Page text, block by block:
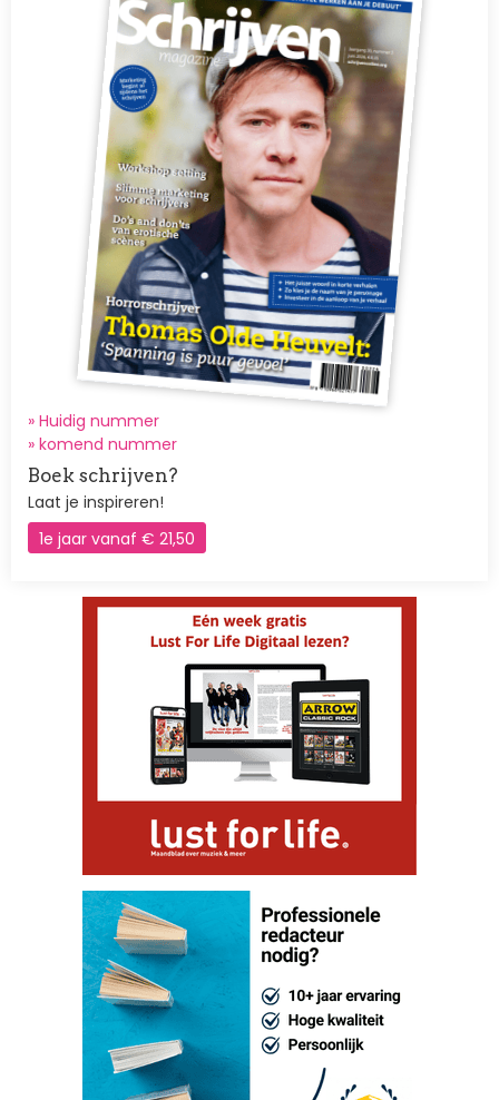
» Huidig nummer
» komend nummer
Boek schrijven?
Laat je inspireren!
1e jaar vanaf € 21,50